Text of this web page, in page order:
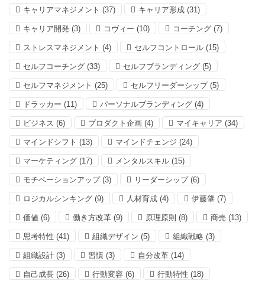
キャリアマネジメント (37) キャリア形成 (31)
キャリア開発 (3) コヴィー (10) コーチング (7)
ストレスマネジメント (4) セルフコントロール (15)
セルフコーチング (33) セルフブランディング (5)
セルフマネジメント (25) セルフリーダーシップ(5)
ドラッカー (11) パーソナルブランディング (4)
ビジネス (6) プロダクト企画 (4) マイキャリア (34)
マインドシフト (13) マインドチェンジ (24)
マーケティング (17) メンタルスキル (15)
モチベーションアップ(3) リーダーシップ(6)
ロジカルシンキング (9) 人材育成 (4) 伊藤肇 (7)
価値 (6) 働き方改革 (9) 原理原則 (8) 商売 (13)
思考特性 (41) 組織デザイン (5) 組織戦略 (3)
組織設計 (3) 習慣 (3) 自分改革 (14)
自己成長 (26) 行動変容 (6) 行動特性 (18)